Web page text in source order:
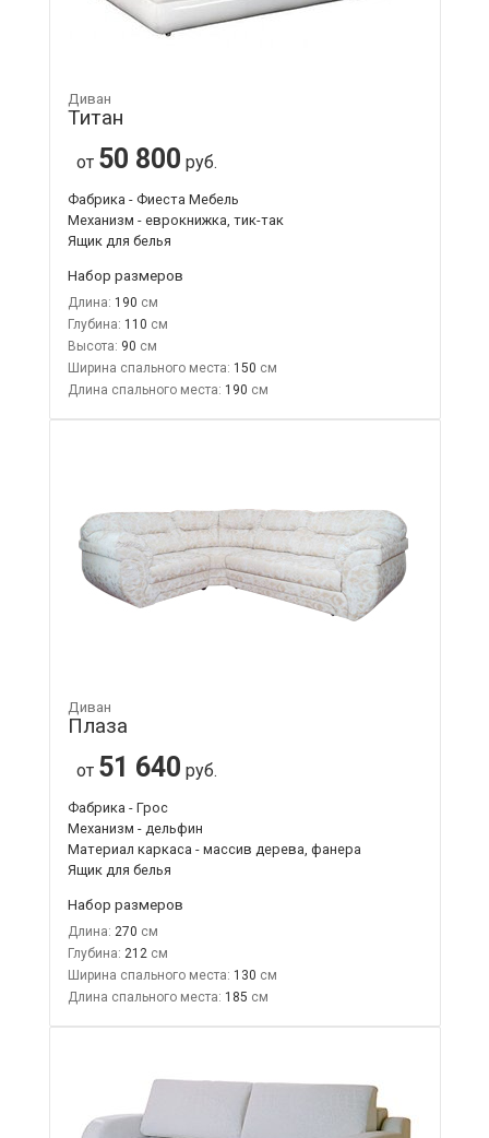
Диван
Титан
от 50 800 руб.
Фабрика - Фиеста Мебель
Механизм - еврокнижка, тик-так
Ящик для белья
Набор размеров
Длина: 190
Глубина: 110
Высота: 90
Ширина спального места: 150
Длина спального места: 190
Диван
Плаза
от 51 640 руб.
Фабрика - Грос
Механизм - дельфин
Материал каркаса - массив дерева, фанера
Ящик для белья
Набор размеров
Длина: 270
Глубина: 212
Ширина спального места: 130
Длина спального места: 185